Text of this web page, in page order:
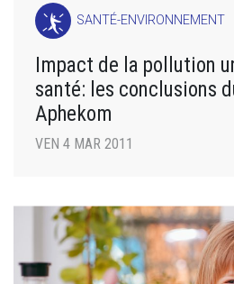
SANTÉ-ENVIRONNEMENT
Impact de la pollution
santé: les conclusions
Aphekom
VEN 4 MAR 2011